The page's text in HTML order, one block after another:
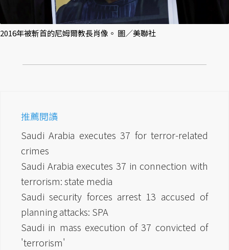
2016年被斬首的尼姆爾教長肖像。 圖／美聯社
推薦閱讀
Saudi Arabia executes 37 for terror-related
crimes
Saudi Arabia executes 37 in connection with
terrorism: state media
Saudi security forces arrest 13 accused of
planning attacks: SPA
Saudi in mass execution of 37 convicted of
'terrorism'